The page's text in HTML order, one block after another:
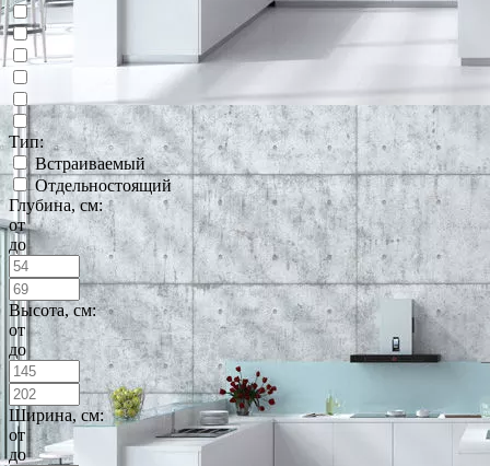
Тип:
Встраиваемый
Отдельностоящий
Глубина, см:
от
до
Высота, см:
от
до
Ширина, см:
от
до